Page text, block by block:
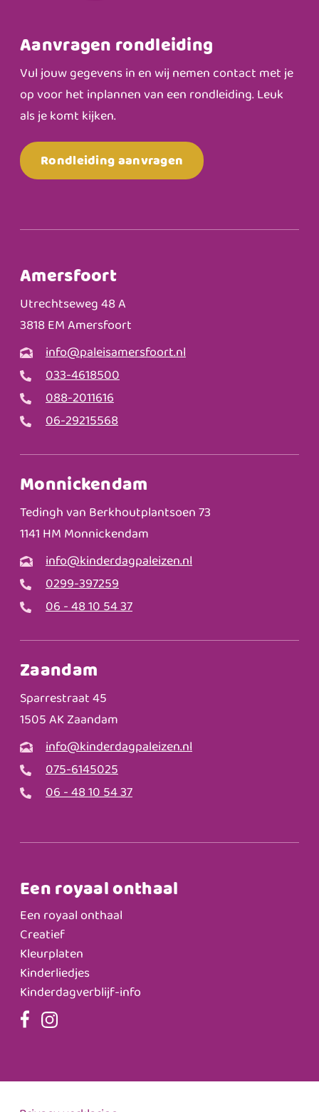
Aanvragen rondleiding
Vul jouw gegevens in en wij nemen contact met je
op voor het inplannen van een rondleiding. Leuk
als je komt kijken.
Rondleiding aanvragen
Amersfoort
Utrechtseweg 48 A
3818 EM Amersfoort
info@paleisamersfoort.nl
033-4618500
088-2011616
06-29215568
Monnickendam
Tedingh van Berkhoutplantsoen 73
1141 HM Monnickendam
info@kinderdagpaleizen.nl
0299-397259
06 - 48 10 54 37
Zaandam
Sparrestraat 45
1505 AK Zaandam
info@kinderdagpaleizen.nl
075-6145025
06 - 48 10 54 37
Een royaal onthaal
Een royaal onthaal
Creatief
Kleurplaten
Kinderliedjes
Kinderdagverblijf-info